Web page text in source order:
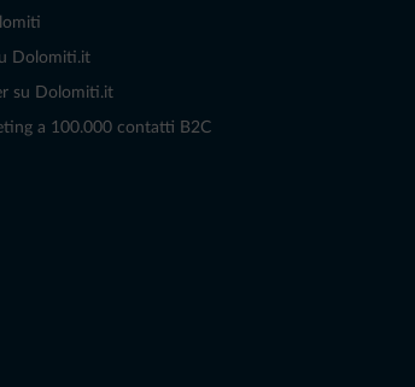
Dolomiti.it
su Dolomiti.it
a 100.000 contatti B2C